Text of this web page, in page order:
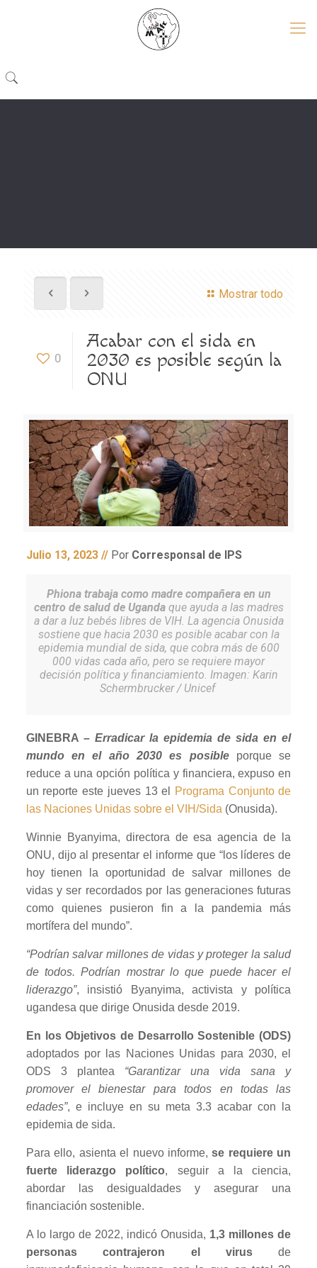
Mostrar todo
0
Acabar con el sida en
2030 es posible según la
ONU
Julio 13, 2023 // Por Corresponsal de IPS
Phiona trabaja como madre compañera en un
centro de salud de Ugandaque ayuda a las madres
a dar a luz bebés libres de VIH. La agencia Onusida
sostiene que hacia 2030 es posible acabar con la
epidemia mundial de sida, que cobra más de 600
000 vidas cada año, pero se requiere mayor
decisión política y financiamiento. Imagen: Karin
Schermbrucker / Unicef
GINEBRA – Erradicar la epidemia de sida en el
mundo en el año 2030 es posibleporque se
reduce a una opción política y financiera, expuso en
un reporte este jueves 13 el
Programa Conjunto de
las Naciones Unidas sobre el VIH/Sida(Onusida).
Winnie Byanyima, directora de esa agencia de la
ONU, dijo al presentar el informe que “los líderes de
hoy tienen la oportunidad de salvar millones de
vidas y ser recordados por las generaciones futuras
como quienes pusieron fin a la pandemia más
mortífera del mundo”.
“Podrían salvar millones de vidas y proteger la salud
de todos. Podrían mostrar lo que puede hacer el
liderazgo”, insistió Byanyima, activista y política
ugandesa que dirige Onusida desde 2019.
En los Objetivos de Desarrollo Sostenible (ODS)
adoptados por las Naciones Unidas para 2030, el
ODS 3 plantea “Garantizar una vida sana y
promover el bienestar para todos en todas las
edades”, e incluye en su meta 3.3 acabar con la
epidemia de sida.
Para ello, asienta el nuevo informe,se requiere un
fuerte liderazgo político, seguir a la ciencia,
abordar las desigualdades y asegurar una
financiación sostenible.
A lo largo de 2022, indicó Onusida, 1,3 millones de
personas contrajeron el virusde